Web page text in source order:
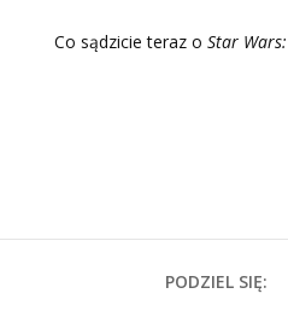
Co sądzicie teraz o Star
PODZIEL SIĘ: